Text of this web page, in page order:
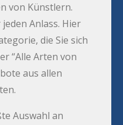
von Künstlern.
Anlass. Hier
die Sie sich
“Alle Arten von
aus allen
Auswahl an